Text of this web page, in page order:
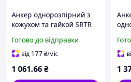
Анкер однорозпірний з
кожухом та гайкой SRTR
КРЕПТЕХ
Готово до відправки
від 177₴/міс
1 061.66₴ 1